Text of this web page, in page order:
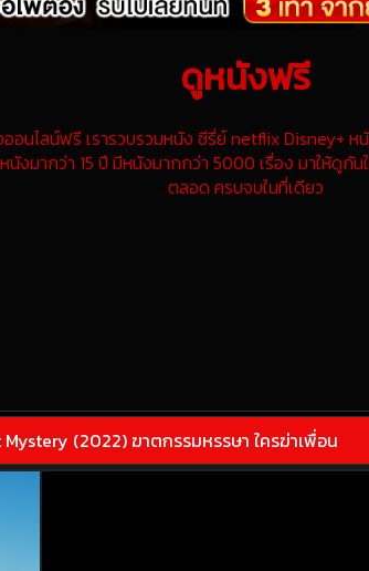
ดูหนังฟรี
อนไลน์ฟรี เรารวบรวมหนัง ซีรี่ย์ netflix Disney+
นังมากว่า 15 ปี มีหนังมากกว่า 5000 เรื่อง มาให้ดูกั
ตลอด ครบจบในที่เดียว
(2022) ฆาตกรรมหรรษา ใครฆ่าเพื่อน